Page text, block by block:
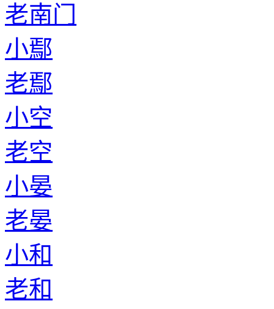
老南门
小鄢
老鄢
小空
老空
小晏
老晏
小和
老和